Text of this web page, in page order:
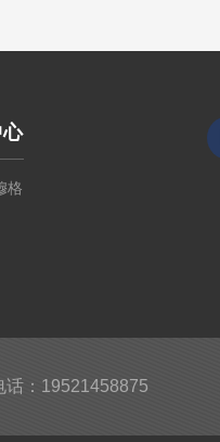
格
话：19521458875